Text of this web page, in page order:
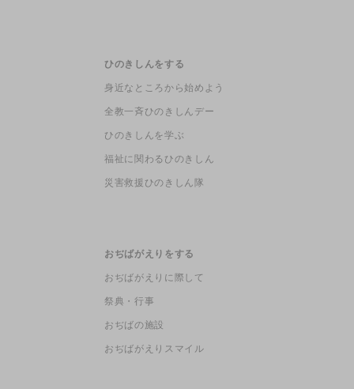
ひのきしんをする
身近なところから始めよう
全教一斉ひのきしんデー
ひのきしんを学ぶ
福祉に関わるひのきしん
災害救援ひのきしん隊
おぢばがえりをする
おぢばがえりに際して
祭典・行事
おぢばの施設
おぢばがえりスマイル